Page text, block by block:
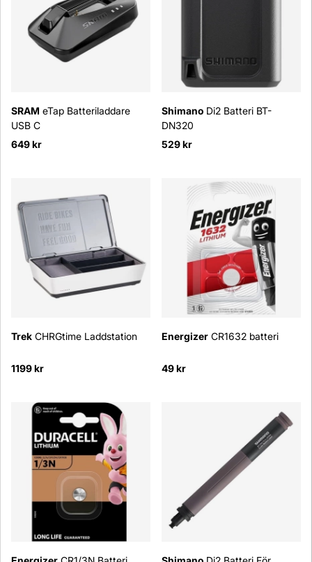
SRAM eTap Batteriladdare
USB C
649 kr
Shimano Di2 Batteri BT-
DN320
529 kr
Trek CHRGtime Laddstation
1199 kr
Energizer CR1632 batteri
49 kr